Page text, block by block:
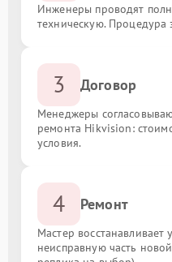
Инженеры проводят
техническую. Процедура
3 Договор
Менеджеры
ремонта Hikvision:
условия.
4 Ремонт
Мастер восстанавливает
неисправную часть